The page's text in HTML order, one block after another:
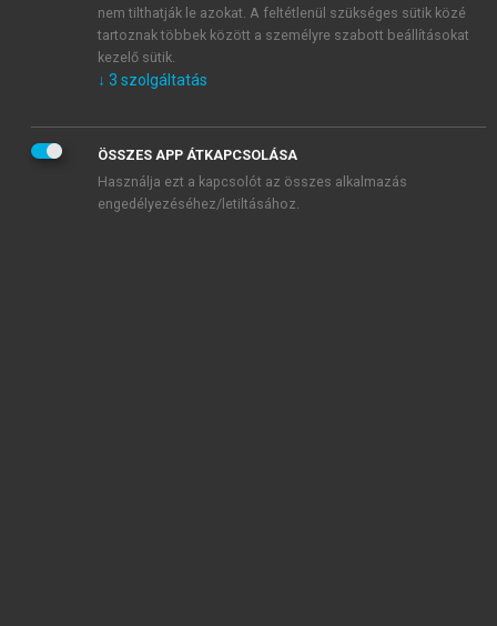
mersz.huoldalak licencszerződéseiben foglaltakat
tudomásul veszem és elfogadom.
KIPRÓBÁLOM
nem tilthatják le azokat. A feltétlenül szükséges sütik közé
tartoznak többek között a személyre szabott beállításokat
kezelő sütik.
↓ 3 szolgáltatás
ÖSSZES APP ÁTKAPCSOLÁSA
Használja ezt a kapcsolót az összes alkalmazás
engedélyezéséhez/letiltásához.